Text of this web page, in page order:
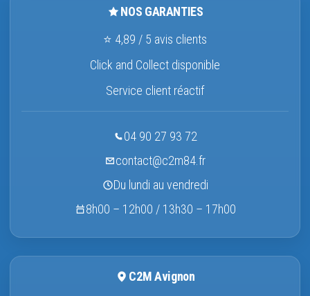
NOS GARANTIES
⭐ 4,89 / 5 avis clients
Click and Collect disponible
Service client réactif
04 90 27 93 72
contact@c2m84.fr
Du lundi au vendredi
8h00 – 12h00 / 13h30 – 17h00
C2M Avignon